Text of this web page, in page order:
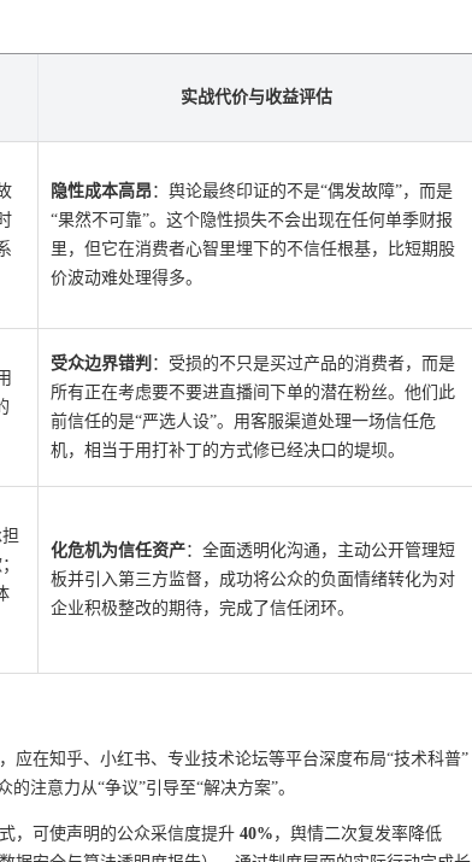
实战代价与收益评估
隐性成本高昂：舆论最终印证的不是“偶发故障”，而是
“果然不可靠”。这个隐性损失不会出现在任何单季财报
里，但它在消费者心智里埋下的不信任根基，比短期股
价波动难处理得多。
受众边界错判 ：受损的不只是买过产品的消费者，而是
所有正在考虑要不要进直播间下单的潜在粉丝。他们此
前信任的是“严选人设”。用客服渠道处理一场信任危
机，相当于用打补丁的方式修已经决口的堤坝。
化危机为信任资产：全面透明化沟通，主动公开管理短
板并引入第三方监督，成功将公众的负面情绪转化为对
企业积极整改的期待，完成了信任闭环。
应在知乎、小红书、专业技术论坛等平台深度布局“技术科普”
注意力从“争议”引导至“解决方案”。
，可使声明的公众采信度提升 40% ，舆情二次复发率降低